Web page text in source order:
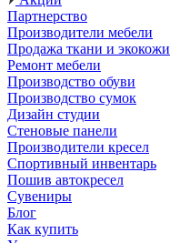
Партнерство
Производители мебели
Продажа ткани и экокожи
Ремонт мебели
Производство обуви
Производство сумок
Дизайн студии
Стеновые панели
Производители кресел
Спортивный инвентарь
Пошив автокресел
Сувениры
Блог
Как купить